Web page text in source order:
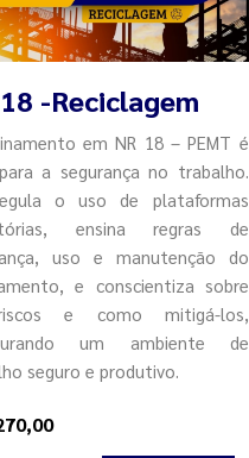
-Reciclagem
em NR 18 – PEMT é
a segurança no trabalho.
o uso de plataformas
ensina regras de
uso e manutenção do
e conscientiza sobre
e como mitigá-los,
um ambiente de
seguro e produtivo.